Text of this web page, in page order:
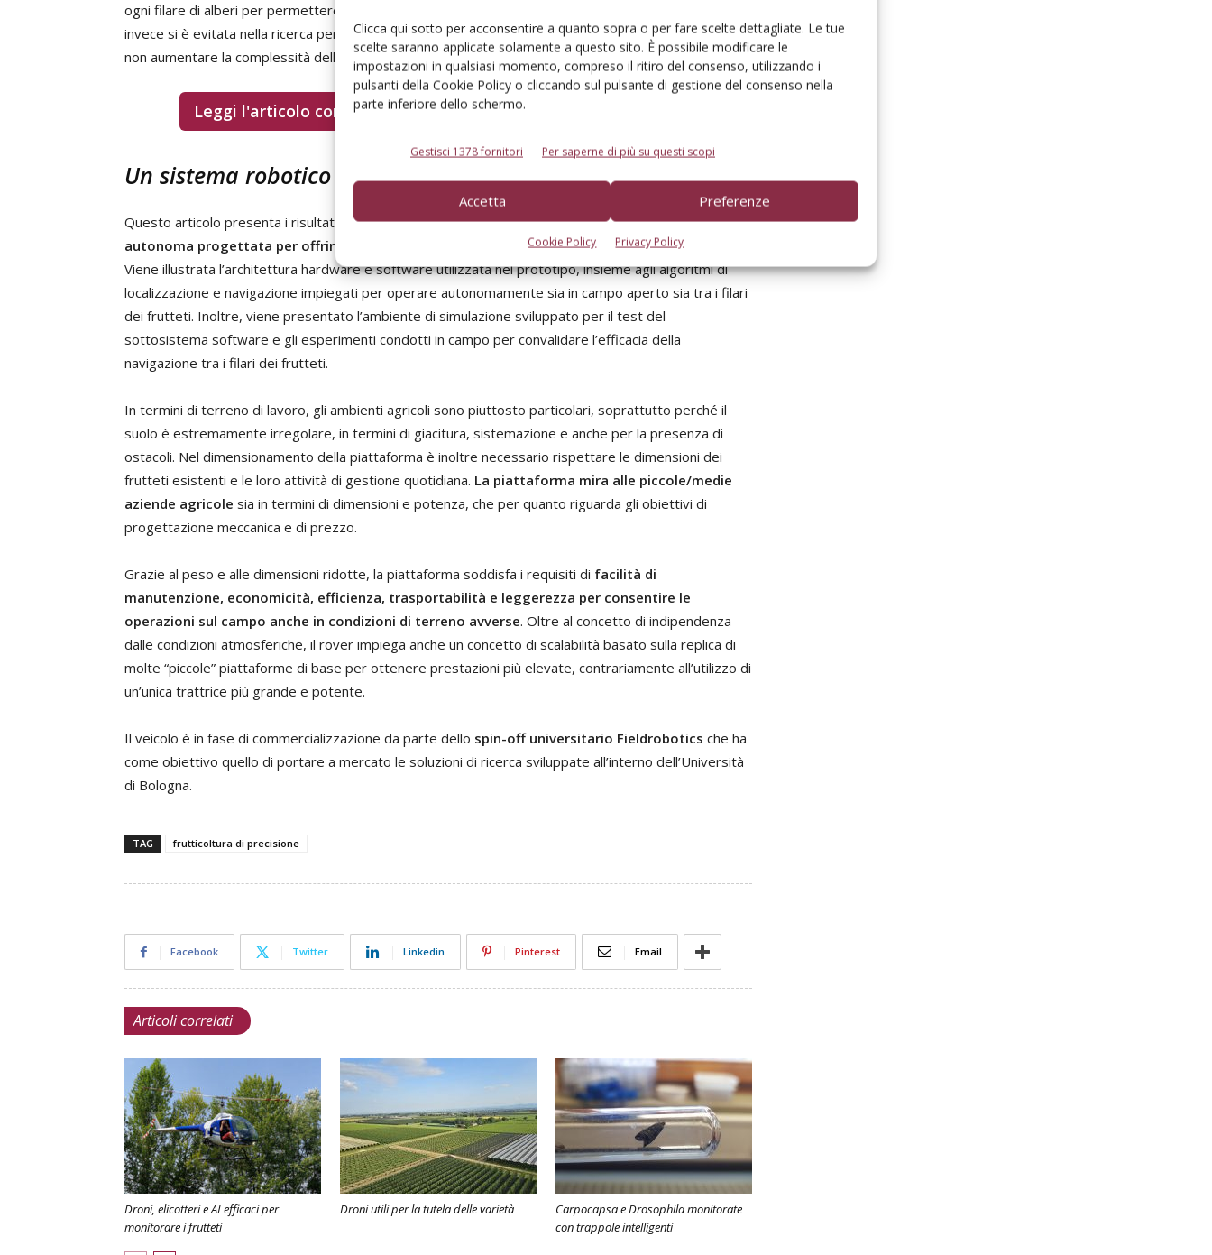
Clicca qui sotto per acconsentire a quanto sopra o per fare scelte dettagliate. Le tue
scelte saranno applicate solamente a questo sito. È possibile modificare le
impostazioni in qualsiasi momento, compreso il ritiro del consenso, utilizzando i
pulsanti della Cookie Policy o cliccando sul pulsante di gestione del consenso nella
parte inferiore dello schermo.
Gestisci 1378 fornitori Per saperne di più su questi scopi
Accetta Preferenze
Cookie Policy Privacy Policy
ogni filare di alberi per permettere al robot di identificare con precisione la fine del filare, cosa che
invece si è evitata nella ricerca per sviluppare la piattaforma presentata in questo articolo, al fine di
non aumentare la complessità dell’infrastruttura del frutteto.
Leggi l'articolo completo sulla rivista di Frutticoltura n. 1/2024
Un sistema robotico innovativo: obiettivi di sviluppo
Questo articolo presenta i risultati della ricerca volta a creare unanuova piattaforma robotica
autonoma progettata per offrire un’ampia gamma di operazionisvolte nel contesto del Pom.
Viene illustrata l’architettura hardware e software utilizzata nel prototipo, insieme agli algoritmi di
localizzazione e navigazione impiegati per operare autonomamente sia in campo aperto sia tra i filari
dei frutteti. Inoltre, viene presentato l’ambiente di simulazione sviluppato per il test del
sottosistema software e gli esperimenti condotti in campo per convalidare l’efficacia della
navigazione tra i filari dei frutteti.
In termini di terreno di lavoro, gli ambienti agricoli sono piuttosto particolari, soprattutto perché il
suolo è estremamente irregolare, in termini di giacitura, sistemazione e anche per la presenza di
ostacoli. Nel dimensionamento della piattaforma è inoltre necessario rispettare le dimensioni dei
frutteti esistenti e le loro attività di gestione quotidiana. La piattaforma mira alle piccole/medie
aziende agricole sia in termini di dimensioni e potenza, che per quanto riguarda gli obiettivi di
progettazione meccanica e di prezzo.
Grazie al peso e alle dimensioni ridotte, la piattaforma soddisfa i requisiti di facilità di
manutenzione, economicità, efficienza, trasportabilità e leggerezza per consentire le
operazioni sul campo anche in condizioni di terreno avverse. Oltre al concetto di indipendenza
dalle condizioni atmosferiche, il rover impiega anche un concetto di scalabilità basato sulla replica di
molte “piccole” piattaforme di base per ottenere prestazioni più elevate, contrariamente all’utilizzo di
un’unica trattrice più grande e potente.
Il veicolo è in fase di commercializzazione da parte dello spin-off universitario Fieldrobotics che ha
come obiettivo quello di portare a mercato le soluzioni di ricerca sviluppate all’interno dell’Università
di Bologna.
TAG frutticoltura di precisione
Facebook Twitter Linkedin Pinterest Email
Articoli correlati
Droni, elicotteri e AI efficaci per
monitorare i frutteti
Droni utili per la tutela delle varietà
Carpocapsa e Drosophila monitorate
con trappole intelligenti